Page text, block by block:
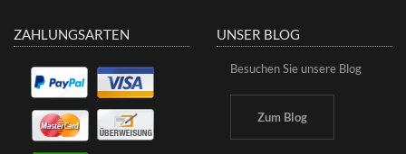
ZAHLUNGSARTEN UNSER BLOG
Besuchen Sie unsere Blog
Zum Blog